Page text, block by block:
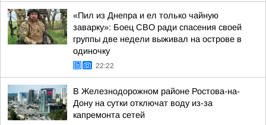
«Пил из Днепра и ел только чайную
заварку»: Боец СВО ради спасения своей
группы две недели выживал на острове в
одиночку
22:22
В Железнодорожном районе Ростова-на-
Дону на сутки отключат воду из-за
капремонта сетей